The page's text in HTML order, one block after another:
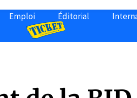
Emploi Éditorial